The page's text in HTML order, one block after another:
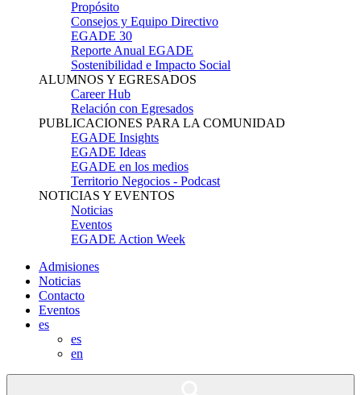
Propósito
Consejos y Equipo Directivo
EGADE 30
Reporte Anual EGADE
Sostenibilidad e Impacto Social
ALUMNOS Y EGRESADOS
Career Hub
Relación con Egresados
PUBLICACIONES PARA LA COMUNIDAD
EGADE Insights
EGADE Ideas
EGADE en los medios
Territorio Negocios - Podcast
NOTICIAS Y EVENTOS
Noticias
Eventos
EGADE Action Week
Admisiones
Noticias
Contacto
Eventos
es
es
en